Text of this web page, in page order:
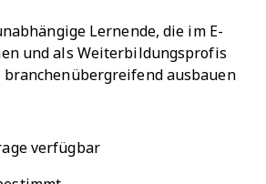
Lernende, die im E-
und als Weiterbildungsprofis
ausbauen
verfügbar